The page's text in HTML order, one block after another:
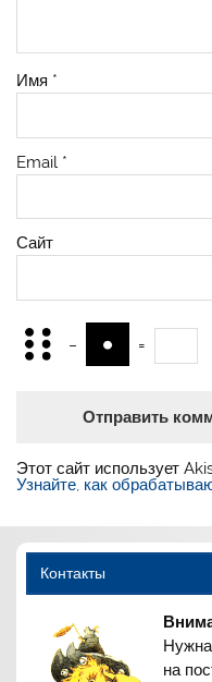
Имя *
Email *
Сайт
− =
Этот сайт использует
Узнайте, как
Контакты
на